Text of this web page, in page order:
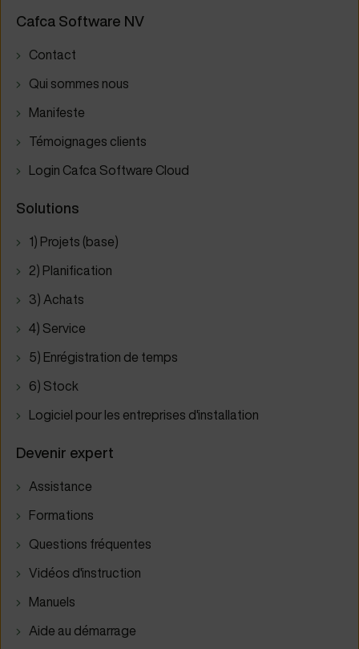
Cafca Software NV
Contact
Qui sommes nous
Manifeste
Témoignages clients
Login Cafca Software Cloud
Solutions
1) Projets (base)
2) Planification
3) Achats
4) Service
5) Enrégistration de temps
6) Stock
Logiciel pour les entreprises d'installation
Devenir expert
Assistance
Formations
Questions fréquentes
Vidéos d'instruction
Manuels
Aide au démarrage